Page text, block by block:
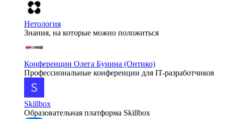
Нетология
Знания, на которые можно положиться
Конференции Олега Бунина (Онтико)
Профессиональные конференции для IT-разработчиков
Skillbox
Образовательная платформа Skillbox